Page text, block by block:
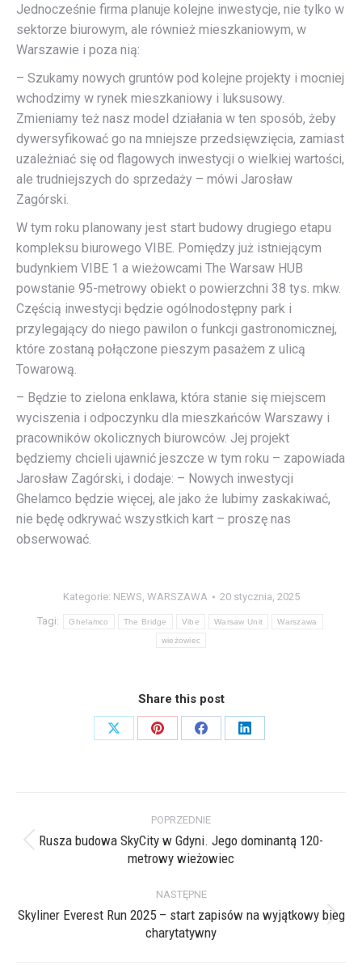
Jednocześnie firma planuje kolejne inwestycje, nie tylko w
sektorze biurowym, ale również mieszkaniowym, w
Warszawie i poza nią:
– Szukamy nowych gruntów pod kolejne projekty i mocniej
wchodzimy w rynek mieszkaniowy i luksusowy.
Zmieniamy też nasz model działania w ten sposób, żeby
dywersyfikować go na mniejsze przedsięwzięcia, zamiast
uzależniać się od flagowych inwestycji o wielkiej wartości,
ale trudniejszych do sprzedaży – mówi Jarosław
Zagórski.
W tym roku planowany jest start budowy drugiego etapu
kompleksu biurowego VIBE. Pomiędzy już istniejącym
budynkiem VIBE 1 a wieżowcami The Warsaw HUB
powstanie 95-metrowy obiekt o powierzchni 38 tys. mkw.
Częścią inwestycji będzie ogólnodostępny park i
przylegający do niego pawilon o funkcji gastronomicznej,
które zostaną połączone pieszym pasażem z ulicą
Towarową.
– Będzie to zielona enklawa, która stanie się miejscem
wyciszenia i odpoczynku dla mieszkańców Warszawy i
pracowników okolicznych biurowców. Jej projekt
będziemy chcieli ujawnić jeszcze w tym roku – zapowiada
Jarosław Zagórski, i dodaje: – Nowych inwestycji
Ghelamco będzie więcej, ale jako że lubimy zaskakiwać,
nie będę odkrywać wszystkich kart – proszę nas
obserwować.
Kategorie: NEWS WARSZAWA 20 stycznia, 2025
Tagi: Ghelamco The Bridge Vibe Warsaw Unit Warszawa
wieżowiec
Share this post
Share
Share
Share
Share
wpisów
POPRZEDNIE
Poprzedni
Rusza budowa SkyCity w Gdyni. Jego dominantą 120-
metrowy wieżowiec
NASTĘPNE
Następny
wpis:
Skyliner Everest Run 2025 – start zapisów na wyjątkowy bieg
charytatywny